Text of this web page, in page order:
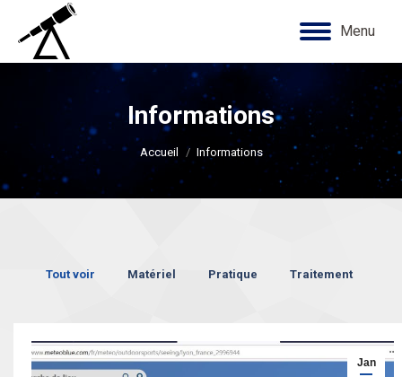
Menu
Informations
Vous êtes ici :
Accueil Informations
Tout voir Matériel Pratique Traitement
Jan